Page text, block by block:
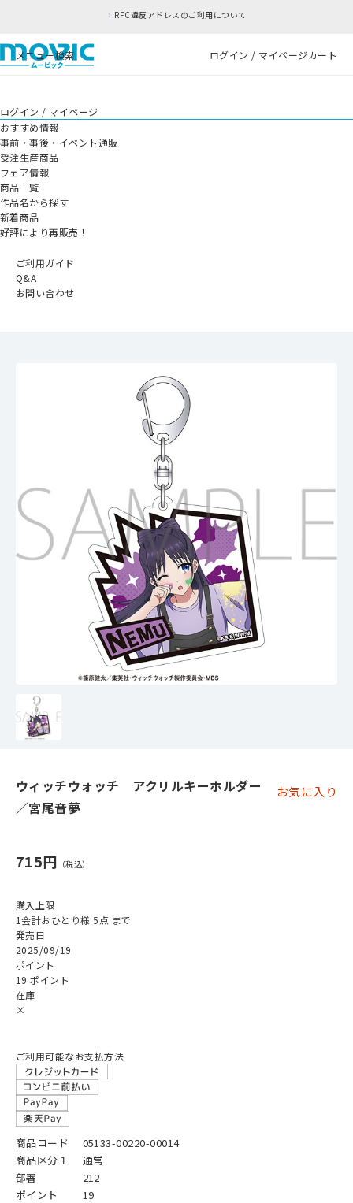
RFC違反アドレスのご利用について
メニュー検索 ログイン / マイページカート
ログイン / マイページ
おすすめ情報
事前・事後・イベント通販
受注生産商品
フェア情報
商品一覧
作品名から探す
新着商品
好評により再販売！
ご利用ガイド
Q&A
お問い合わせ
ウィッチウォッチ アクリルキーホルダー
／宮尾音夢
お気に入り
715円
購入上限
1会計おひとり様 5点 まで
発売日
2025/09/19
ポイント
19 ポイント
在庫
×
ご利用可能なお支払方法
商品コード
05133-00220-00014
商品区分１
通常
部署
212
ポイント
19